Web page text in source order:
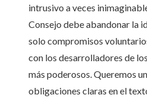
intrusivo a veces
Consejo debe abandonar la
solo compromisos
con los desarrolladores de
más poderosos. Queremos
obligaciones claras en el